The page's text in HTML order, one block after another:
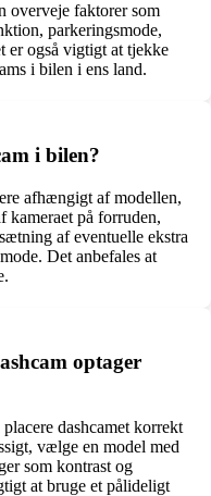
overveje faktorer som
parkeringsmode,
er også vigtigt at tjekke
i bilen i ens land.
i bilen?
afhængigt af modellen,
kameraet på forruden,
af eventuelle ekstra
Det anbefales at
optager
dashcamet korrekt
vælge en model med
som kontrast og
at bruge et pålideligt